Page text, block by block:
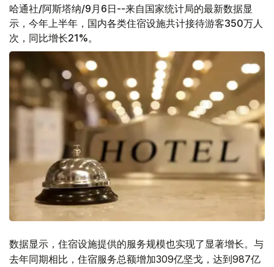
哈通社/阿斯塔纳/9月6日--来自国家统计局的最新数据显
示，今年上半年，国内各类住宿设施共计接待游客350万人
次，同比增长21%。
数据显示，住宿设施提供的服务规模也实现了显著增长。与
去年同期相比，住宿服务总额增加309亿坚戈，达到987亿